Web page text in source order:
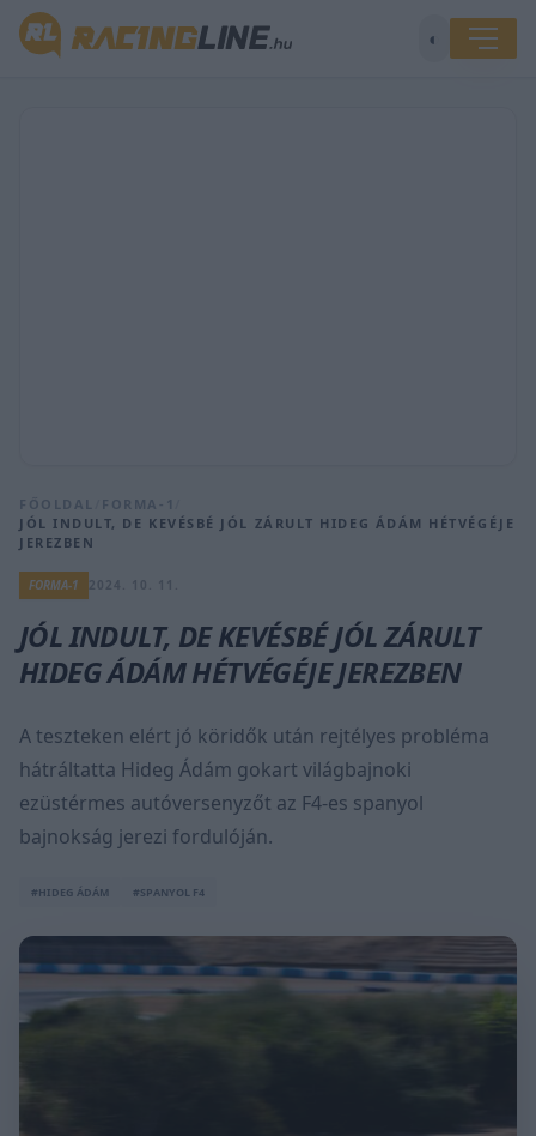
◐
FŐOLDAL FORMA-1
JÓL INDULT, DE KEVÉSBÉ JÓL ZÁRULT HIDEG ÁDÁM HÉTVÉGÉJE
JEREZBEN
FORMA-1
JÓL INDULT, DE KEVÉSBÉ JÓL ZÁRULT
HIDEG ÁDÁM HÉTVÉGÉJE JEREZBEN
A teszteken elért jó köridők után rejtélyes probléma
hátráltatta Hideg Ádám gokart világbajnoki
ezüstérmes autóversenyzőt az F4-es spanyol
bajnokság jerezi fordulóján.
#HIDEG ÁDÁM #SPANYOL F4